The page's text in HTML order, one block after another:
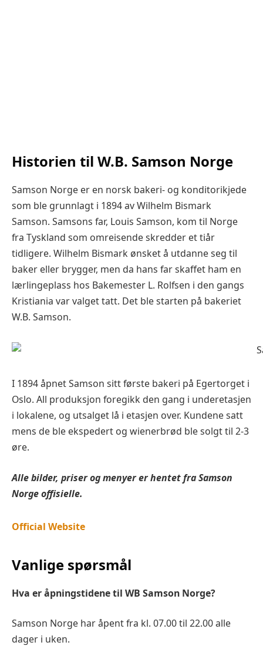
Historien til W.B. Samson Norge
Samson Norge er en norsk bakeri- og konditorikjede
som ble grunnlagt i 1894 av Wilhelm Bismark
Samson. Samsons far, Louis Samson, kom til Norge
fra Tyskland som omreisende skredder et tiår
tidligere. Wilhelm Bismark ønsket å utdanne seg til
baker eller brygger, men da hans far skaffet ham en
lærlingeplass hos Bakemester L. Rolfsen i den gangs
Kristiania var valget tatt. Det ble starten på bakeriet
W.B. Samson.
I 1894 åpnet Samson sitt første bakeri på Egertorget i
Oslo. All produksjon foregikk den gang i underetasjen
i lokalene, og utsalget lå i etasjen over. Kundene satt
mens de ble ekspedert og wienerbrød ble solgt til 2-3
øre.
Alle bilder, priser og menyer er hentet fra Samson
Norge offisielle.
Official Website
Vanlige spørsmål
Hva er åpningstidene til WB Samson Norge?
Samson Norge har åpent fra kl. 07.00 til 22.00 alle
dager i uken.